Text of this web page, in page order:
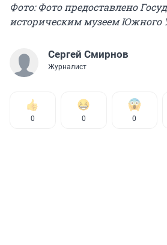
Фото: Фото предоставлено
историческим музеем Южного
Сергей Смирнов
Журналист
0 0 0